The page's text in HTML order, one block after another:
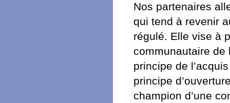
Nos partenaires
qui tend à revenir
régulé. Elle vise à
communautaire de
principe de
principe
champion d’une